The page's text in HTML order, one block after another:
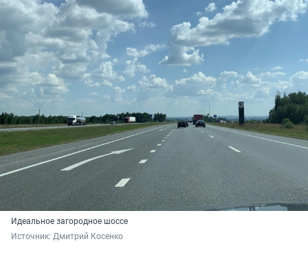
Идеальное загородное шоссе
Источник: Дмитрий Косенко